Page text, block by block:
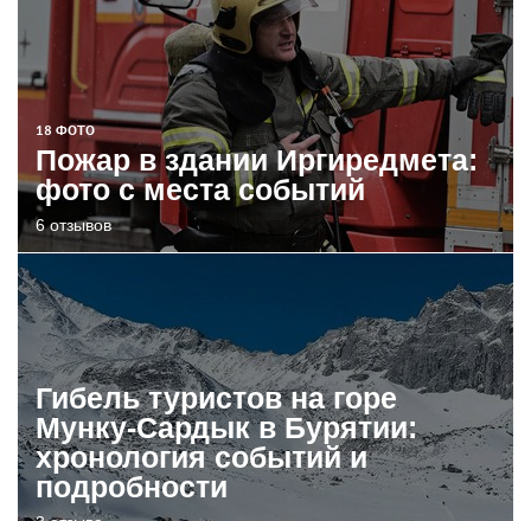
18 ФОТО
Пожар в здании Иргиредмета:
фото с места событий
6 отзывов
Гибель туристов на горе
Мунку-Сардык в Бурятии:
хронология событий и
подробности